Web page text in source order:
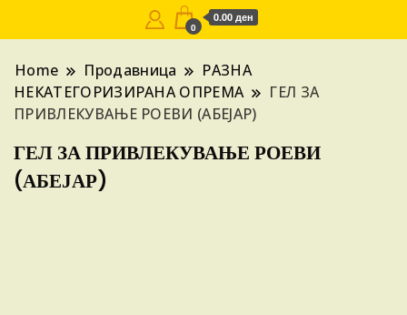
0
0.00 ден
Home Продавница
РАЗНА
НЕКАТЕГОРИЗИРАНА ОПРЕМА
ГЕЛ ЗА
ПРИВЛЕКУВАЊЕ РОЕВИ (АБЕЈАР)
ГЕЛ ЗА ПРИВЛЕКУВАЊЕ РОЕВИ
(АБЕЈАР)